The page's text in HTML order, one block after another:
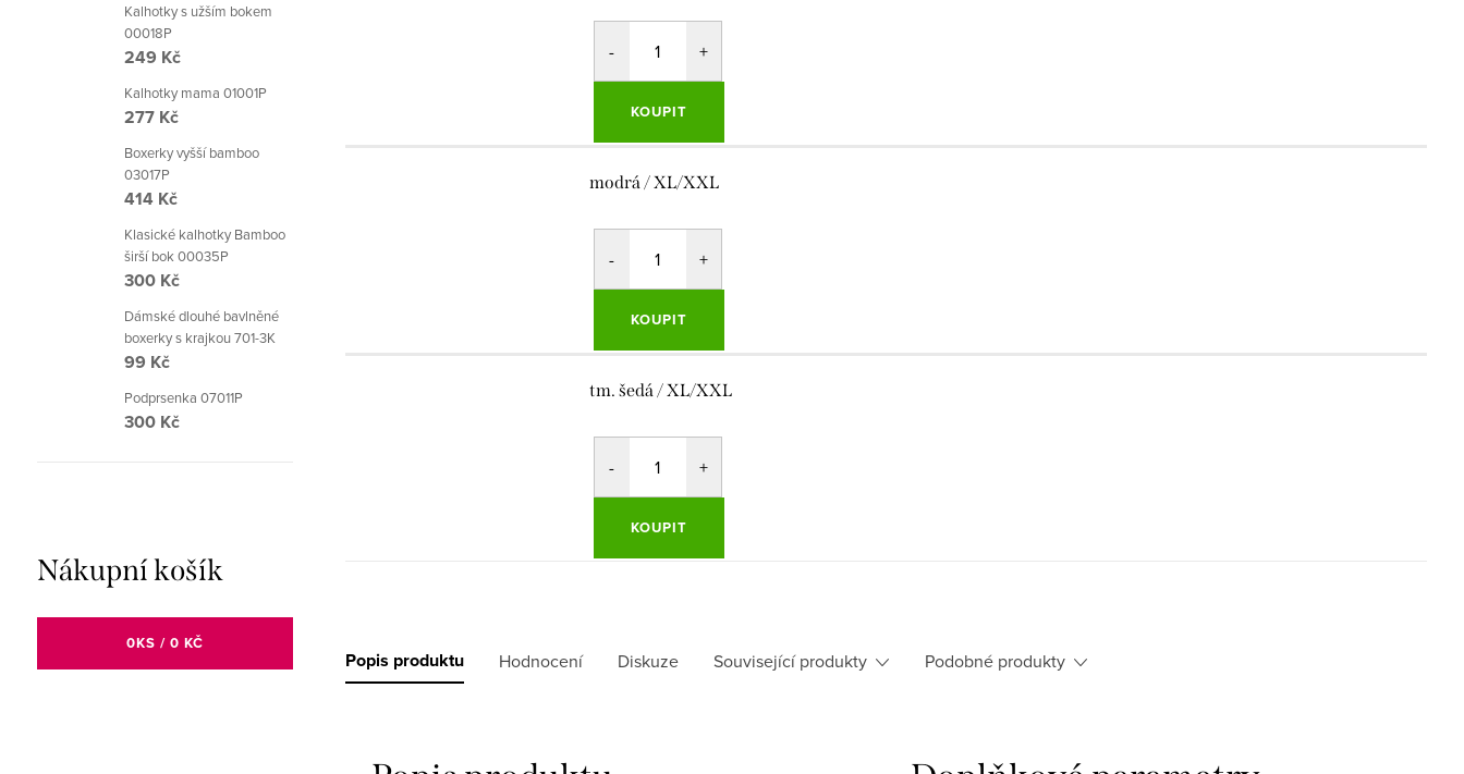
Kalhotky s užším bokem
00018P
249 Kč
Kalhotky mama 01001P
277 Kč
Boxerky vyšší bamboo
03017P
414 Kč
Klasické kalhotky Bamboo
širší bok 00035P
300 Kč
Dámské dlouhé bavlněné
boxerky s krajkou 701-3K
99 Kč
Podprsenka 07011P
300 Kč
Nákupní košík
0KS / 0 KČ
KOUPIT
modrá / XL/XXL
KOUPIT
tm. šedá / XL/XXL
KOUPIT
Popis produktu Hodnocení Diskuze Související produkty Podobné produkty